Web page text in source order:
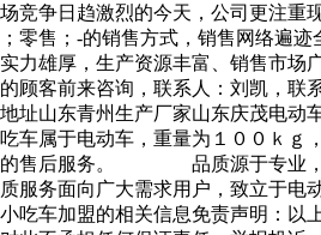
趋激烈的今天，公司更注重现代
零售；-的销售方式，销售网络
力雄厚，生产资源丰富、销售市
的顾客前来咨询，联系人：刘凯
址山东青州生产厂家山东庆茂
车属于电动车，重量为１００ｋｇ
售后服务。 品质源于专业，精
质服务面向广大需求用户，致立
吃车加盟的相关信息免责声明：以